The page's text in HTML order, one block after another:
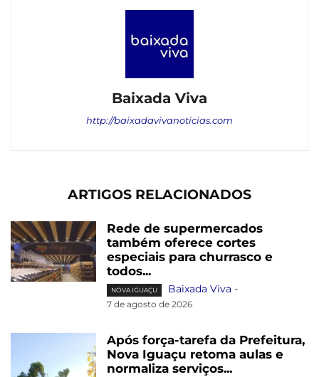
Baixada Viva
http://baixadavivanoticias.com
ARTIGOS RELACIONADOS
Rede de supermercados
também oferece cortes
especiais para churrasco e
todos...
NOVA IGUAÇU Baixada Viva -
7 de agosto de 2026
Após força-tarefa da Prefeitura,
Nova Iguaçu retoma aulas e
normaliza serviços...